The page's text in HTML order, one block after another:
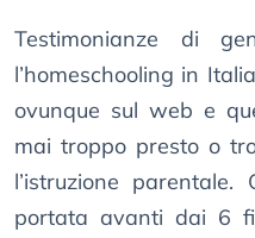
Testimonianze di
l’homeschooling in
ovunque sul web e
mai troppo presto o
l’istruzione
portata avanti dai 6